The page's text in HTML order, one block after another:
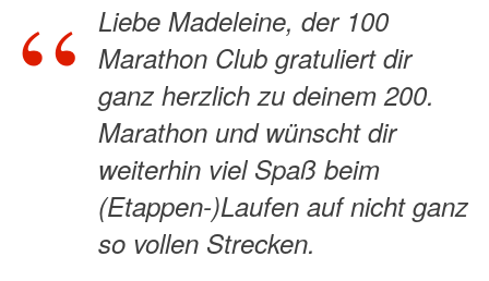
Liebe Madeleine, der 100
Marathon Club gratuliert dir
ganz herzlich zu deinem 200.
Marathon und wünscht dir
weiterhin viel Spaß beim
(Etappen-)Laufen auf nicht ganz
so vollen Strecken.